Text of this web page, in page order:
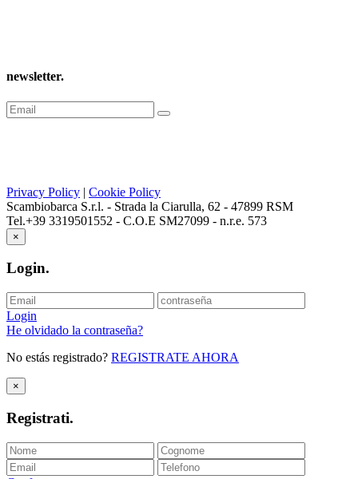
newsletter.
Privacy Policy | Cookie Policy
Scambiobarca S.r.l. - Strada la Ciarulla, 62 - 47899 RSM
Tel.+39 3319501552 - C.O.E SM27099 - n.r.e. 573
×
Login.
Login
He olvidado la contraseña?
No estás registrado? REGISTRATE AHORA
×
Registrati.